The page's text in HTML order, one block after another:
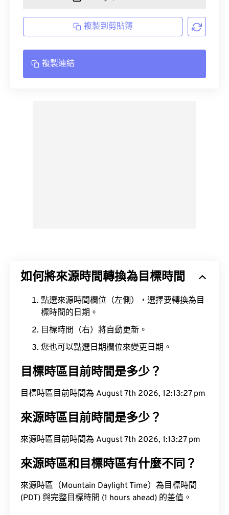
複製到剪貼簿
複製連結
如何將來源時間轉換為目標時間
點選來源時間欄位（左側），選擇要轉換為目
標時間的日期。
目標時間（右）將自動更新。
您也可以點選日期欄位來變更日期。
目標時區目前時間是多少？
目標時區目前時間為 August 7th 2026, 12:13:27 pm
來源時區目前時間是多少？
來源時區目前時間為 August 7th 2026, 1:13:27 pm
來源時區和目標時區有什麼不同？
來源時區（Mountain Daylight Time）為目標時間
(PDT) 與完整目標時間 (1 hours ahead) 的差值。